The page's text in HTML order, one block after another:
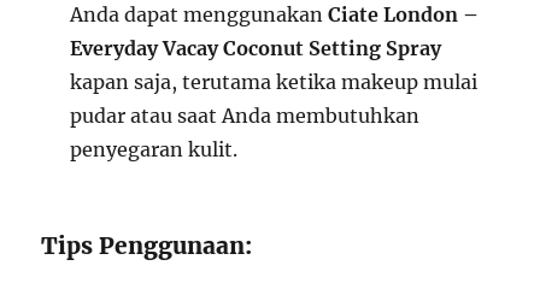
Anda dapat menggunakanCiate London –
Everyday Vacay Coconut Setting Spray
kapan saja, terutama ketika makeup mulai
pudar atau saat Anda membutuhkan
penyegaran kulit.
Tips Penggunaan: